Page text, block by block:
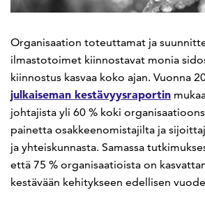
Organisaation toteuttamat ja
ilmastotoimet kiinnostavat monia
kiinnostus kasvaa koko ajan. Vuonna
julkaiseman kestävyysraportin
johtajista yli 60 % koki
painetta osakkeenomistajilta ja
ja yhteiskunnasta. Samassa
että 75 % organisaatioista on
kestävään kehitykseen edellisen